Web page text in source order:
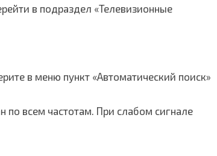
в подраздел «Телевизионные
в меню пункт «Автоматический поиск»
по всем частотам. При слабом сигнале